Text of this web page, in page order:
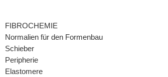
FIBROCHEMIE
Normalien für den Formenbau
Schieber
Peripherie
Elastomere